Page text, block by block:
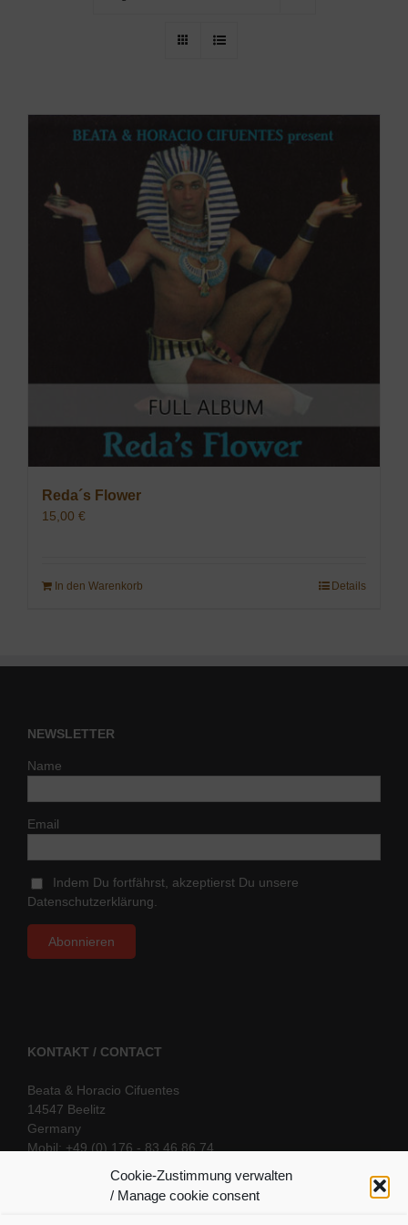
Cookie-Zustimmung verwalten
/ Manage cookie consent
Reda´s Flower
15,00 €
In den Warenkorb Details
NEWSLETTER
Name
Email
Indem Du fortfährst, akzeptierst Du unsere
Datenschutzerklärung.
KONTAKT / CONTACT
Beata & Horacio Cifuentes
14547 Beelitz
Germany
Mobil: +49 (0) 176 - 83 46 86 74